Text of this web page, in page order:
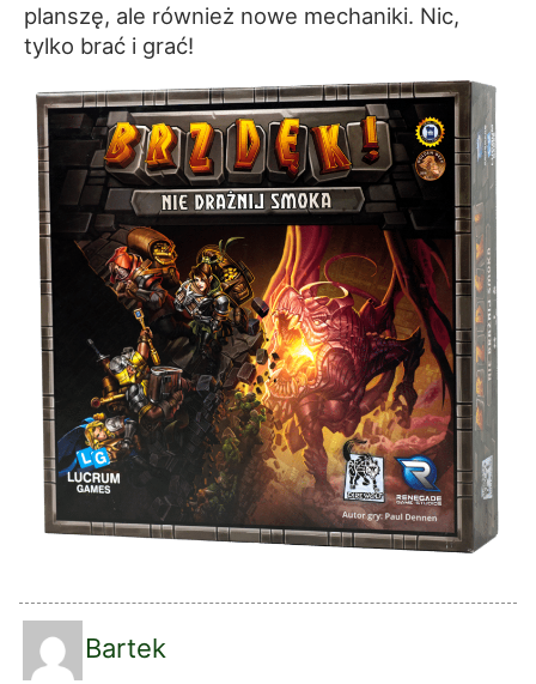
planszę, ale również nowe mechaniki. Nic,
tylko brać i grać!
Bartek